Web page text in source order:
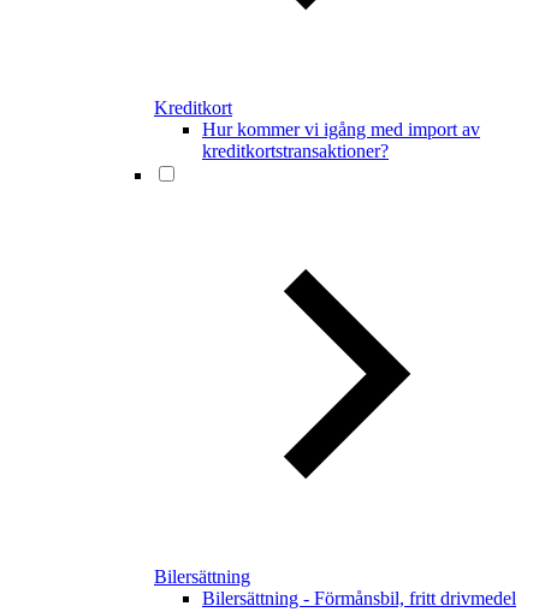
Kreditkort
Hur kommer vi igång med import av
kreditkortstransaktioner?
Bilersättning
Bilersättning - Förmånsbil, fritt drivmedel